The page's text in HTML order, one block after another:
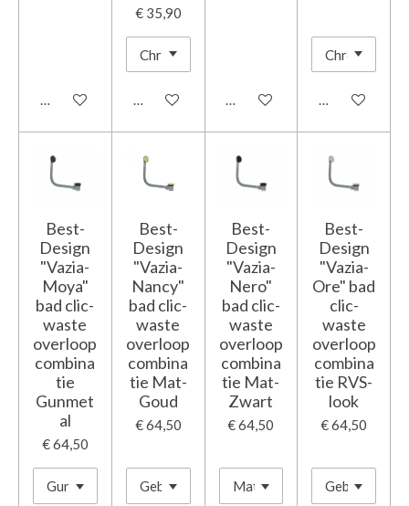
In winkelwagen
€ 35,90
In winkelwagenIn winkelwagenIn
Best-
Design
"Vazia-
Moya"
bad clic-
waste
overloop
combina
tie
Gunmet
al
€ 64,50
Best-
Design
"Vazia-
Nancy"
bad clic-
waste
overloop
combina
tie Mat-
Goud
€ 64,50
Best-
Design
"Vazia-
Nero"
bad clic-
waste
overloop
combina
tie Mat-
Zwart
€ 64,50
Best-
Design
"Vazia-
Ore" bad
clic-
waste
overloop
combina
tie RVS-
look
€ 64,50